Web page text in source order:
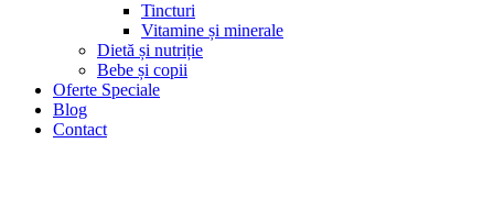
Tincturi
Vitamine și minerale
Dietă și nutriție
Bebe și copii
Oferte Speciale
Blog
Contact